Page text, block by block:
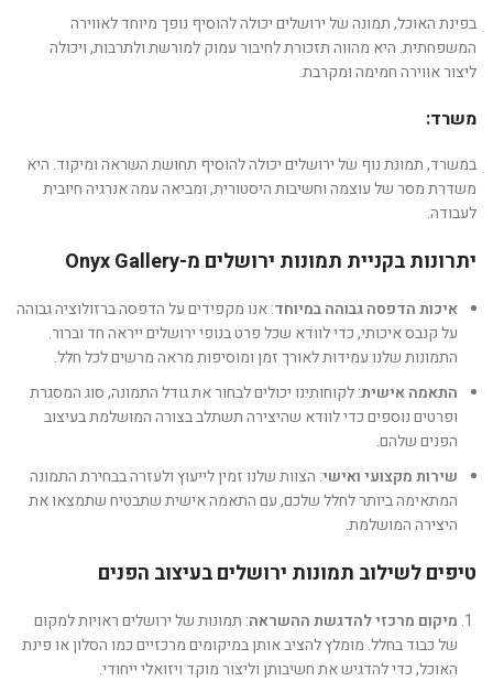
בפינת האוכל, תמונה של ירושלים יכולה להוסיף נופך מיוחד לאווירה
המשפחתית. היא מהווה תזכורת לחיבור עמוק למורשת ולתרבות, ויכולה
ליצור אווירה חמימה ומקרבת.
משרד:
במשרד, תמונת נוף של ירושלים יכולה להוסיף תחושת השראה ומיקוד. היא
משדרת מסר של עוצמה וחשיבות היסטורית, ומביאה עמה אנרגיה חיובית
לעבודה.
יתרונות בקניית תמונות ירושלים מ-Onyx Gallery
איכות הדפסה גבוהה במיוחד: אנו מקפידים על הדפסה ברזולוציה גבוהה
על קנבס איכותי, כדי לוודא שכל פרט בנופי ירושלים ייראה חד וברור.
התמונות שלנו עמידות לאורך זמן ומוסיפות מראה מרשים לכל חלל.
התאמה אישית: לקוחותינו יכולים לבחור את גודל התמונה, סוג המסגרת
ופרטים נוספים כדי לוודא שהיצירה תשתלב בצורה המושלמת בעיצוב
הפנים שלהם.
שירות מקצועי ואישי: הצוות שלנו זמין לייעוץ ולעזרה בבחירת התמונה
המתאימה ביותר לחלל שלכם, עם התאמה אישית שתבטיח שתמצאו את
היצירה המושלמת.
טיפים לשילוב תמונות ירושלים בעיצוב הפנים
מיקום מרכזי להדגשת ההשראה: תמונות של ירושלים ראויות למקום
של כבוד בחלל. מומלץ להציב אותן במיקומים מרכזיים כמו הסלון או פינת
האוכל, כדי להדגיש את חשיבותן וליצור מוקד ויזואלי ייחודי.